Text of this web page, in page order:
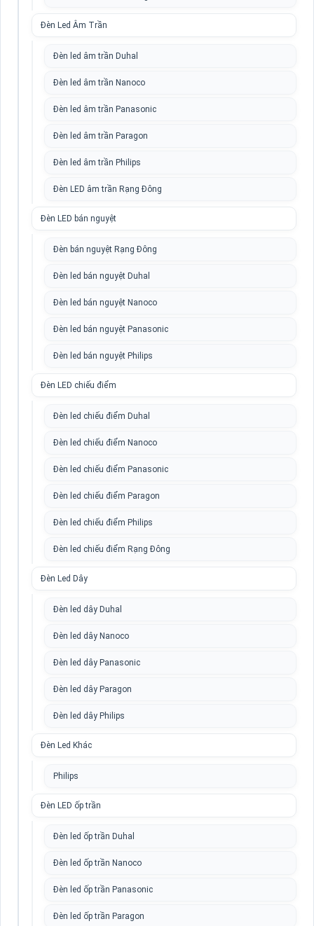
Đèn Led Âm Trần
Đèn led âm trần Duhal
Đèn led âm trần Nanoco
Đèn led âm trần Panasonic
Đèn led âm trần Paragon
Đèn led âm trần Philips
Đèn LED âm trần Rạng Đông
Đèn LED bán nguyệt
Đèn bán nguyệt Rạng Đông
Đèn led bán nguyệt Duhal
Đèn led bán nguyệt Nanoco
Đèn led bán nguyệt Panasonic
Đèn led bán nguyệt Philips
Đèn LED chiếu điểm
Đèn led chiếu điểm Duhal
Đèn led chiếu điểm Nanoco
Đèn led chiếu điểm Panasonic
Đèn led chiếu điểm Paragon
Đèn led chiếu điểm Philips
Đèn led chiếu điểm Rạng Đông
Đèn Led Dây
Đèn led dây Duhal
Đèn led dây Nanoco
Đèn led dây Panasonic
Đèn led dây Paragon
Đèn led dây Philips
Đèn Led Khác
Philips
Đèn LED ốp trần
Đèn led ốp trần Duhal
Đèn led ốp trần Nanoco
Đèn led ốp trần Panasonic
Đèn led ốp trần Paragon